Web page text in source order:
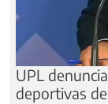
UPL
deportivas